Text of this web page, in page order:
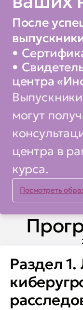
После
центра
могут
центра в
курса.
Посмотреть
Раздел